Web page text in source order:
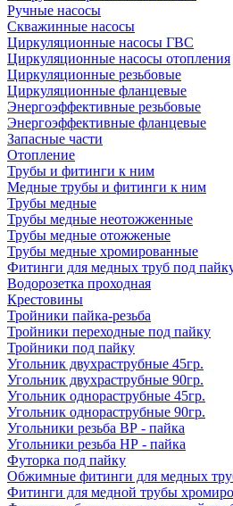
Ручные насосы
Скважинные насосы
Циркуляционные насосы ГВС
Циркуляционные насосы отопления
Циркуляционные резьбовые
Циркуляционные фланцевые
Энергоэффективные резьбовые
Энергоэффективные фланцевые
Запасные части
Отопление
Трубы и фитинги к ним
Медные трубы и фитинги к ним
Трубы медные
Трубы медные неотожженные
Трубы медные отожженые
Трубы медные хромированные
Фитинги для медных труб под
Водорозетка проходная
Крестовины
Тройники пайка-резьба
Тройники переходные под пайку
Тройники под пайку
Угольник двухраструбные 45гр.
Угольник двухраструбные 90гр.
Угольник однораструбные 45гр.
Угольник однораструбные 90гр.
Угольники резьба ВР - пайка
Угольники резьба НР - пайка
Футорка под пайку
Обжимные фитинги для медных
Фитинги для медной трубы